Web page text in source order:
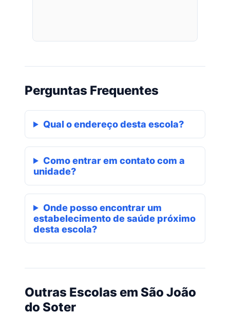
Perguntas Frequentes
Qual o endereço desta escola?
Como entrar em contato com a
unidade?
Onde posso encontrar um
estabelecimento de saúde próximo
desta escola?
Outras Escolas em São João
do Soter